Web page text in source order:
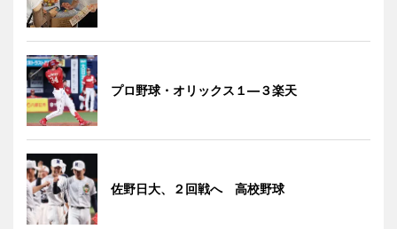
プロ野球・オリックス１―３楽天
佐野日大、２回戦へ 高校野球